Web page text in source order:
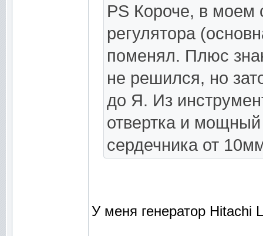
PS Короче, в моем
регулятора
поменял. Плюс
не решился, но
до Я. Из
отвертка и
сердечника от
У меня генератор Hitachi